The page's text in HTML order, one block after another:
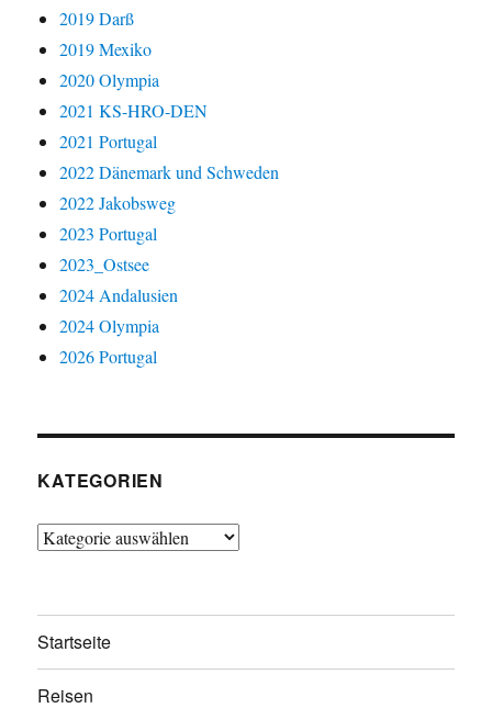
2019 Darß
2019 Mexiko
2020 Olympia
2021 KS-HRO-DEN
2021 Portugal
2022 Dänemark und Schweden
2022 Jakobsweg
2023 Portugal
2023_Ostsee
2024 Andalusien
2024 Olympia
2026 Portugal
KATEGORIEN
Kategorien
Startseite
Reisen